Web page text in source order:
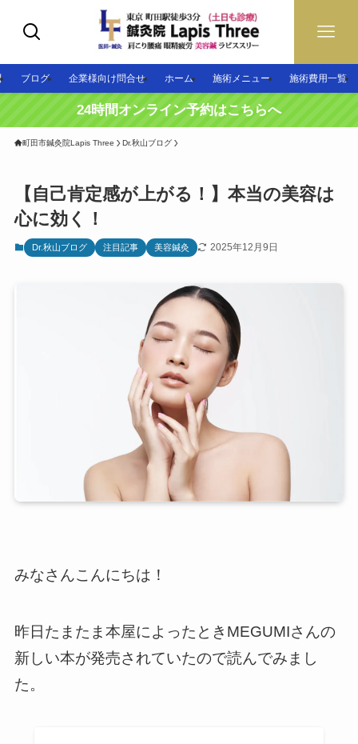
ブログ 企業様向け問合せ ホーム 施術メニュー 施術費用一覧
24時間オンライン予約はこちらへ
町田市鍼灸院Lapis Three Dr.秋山ブログ
【自己肯定感が上がる！】本当の美容は
心に効く！
Dr.秋山ブログ 注目記事 美容鍼灸 2025年12月9日
みなさんこんにちは！
昨日たまたま本屋によったときMEGUMIさんの
新しい本が発売されていたので読んでみまし
た。